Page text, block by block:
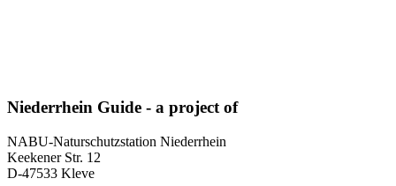
Niederrhein Guide - a project of
NABU-Naturschutzstation Niederrhein
Keekener Str. 12
D-47533 Kleve